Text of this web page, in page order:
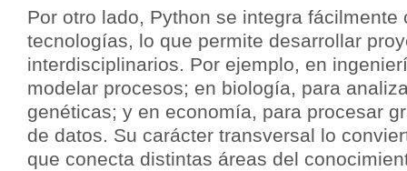
Por otro lado, Python se integra fácilmente
tecnologías, lo que permite desarrollar
interdisciplinarios. Por ejemplo, en
modelar procesos; en biología, para
genéticas; y en economía, para procesar
de datos. Su carácter transversal lo
que conecta distintas áreas del